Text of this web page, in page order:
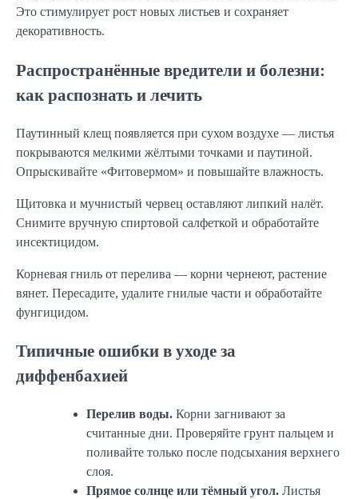
Это стимулирует рост новых листьев и сохраняет
декоративность.
Распространённые вредители и болезни:
как распознать и лечить
Паутинный клещ появляется при сухом воздухе — листья
покрываются мелкими жёлтыми точками и паутиной.
Опрыскивайте «Фитовермом» и повышайте влажность.
Щитовка и мучнистый червец оставляют липкий налёт.
Снимите вручную спиртовой салфеткой и обработайте
инсектицидом.
Корневая гниль от перелива — корни чернеют, растение
вянет. Пересадите, удалите гнилые части и обработайте
фунгицидом.
Типичные ошибки в уходе за
диффенбахией
Перелив воды. Корни загнивают за
считанные дни. Проверяйте грунт пальцем и
поливайте только после подсыхания верхнего
слоя.
Прямое солнце или тёмный угол. Листья